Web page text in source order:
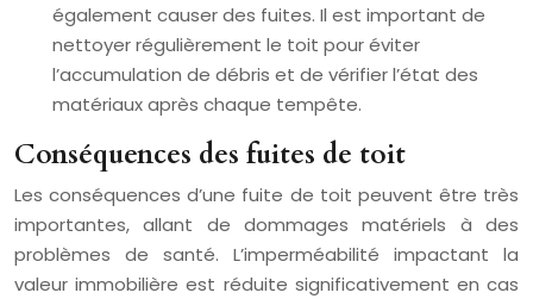
également causer des fuites. Il est important de
nettoyer régulièrement le toit pour éviter
l’accumulation de débris et de vérifier l’état des
matériaux après chaque tempête.
Conséquences des fuites de toit
Les conséquences d’une fuite de toit peuvent être très
importantes, allant de dommages matériels à des
problèmes de santé. L’imperméabilité impactant la
valeur immobilière est réduite significativement en cas